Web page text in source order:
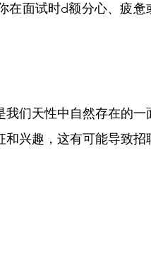
在面试时d额分心、疲
们天性中自然存在的一
兴趣，这有可能导致